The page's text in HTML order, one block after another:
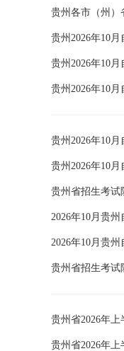
贵州各市（州）
贵州2026年10
贵州2026年10
贵州2026年10
贵州2026年10
贵州2026年10
贵州省招生考试
2026年10月贵
2026年10月贵
贵州省招生考试
贵州省2026年
贵州省2026年